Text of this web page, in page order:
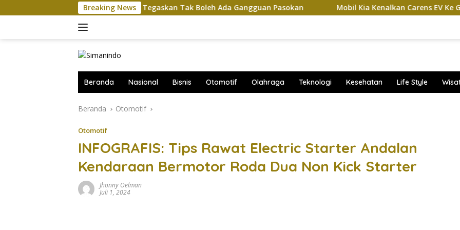
ke
Breaking News
Komut Pertamina Tegaskan Tak Boleh Ada Gangguan Pasokan Mobil Kia Kenalkan Carens EV Ke GIIAS
Beranda Nasional Bisnis Otomotif Olahraga Teknologi Kesehatan Life Style
Beranda Otomotif
Otomotif
INFOGRAFIS: Tips Rawat Electric Starter Andalan
Kendaraan Bermotor Roda Dua Non Kick Starter
Jhonny Oelman
Juli 1, 2024